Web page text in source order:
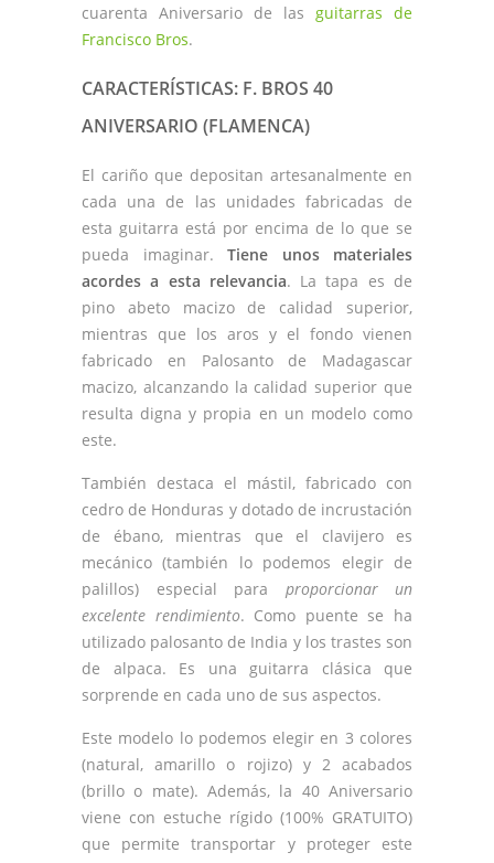
cuarenta Aniversario de las guitarras de
Francisco Bros.
CARACTERÍSTICAS: F. BROS 40
ANIVERSARIO (FLAMENCA)
El cariño que depositan artesanalmente en
cada una de las unidades fabricadas de
esta guitarra está por encima de lo que se
pueda imaginar. Tiene unos materiales
acordes a esta relevancia. La tapa es de
pino abeto macizo de calidad superior,
mientras que los aros y el fondo vienen
fabricado en Palosanto de Madagascar
macizo, alcanzando la calidad superior que
resulta digna y propia en un modelo como
este.
También destaca el mástil, fabricado con
cedro de Honduras y dotado de incrustación
de ébano, mientras que el clavijero es
mecánico (también lo podemos elegir de
palillos) especial para proporcionar un
excelente rendimiento. Como puente se ha
utilizado palosanto de India y los trastes son
de alpaca. Es una guitarra clásica que
sorprende en cada uno de sus aspectos.
Este modelo lo podemos elegir en 3 colores
(natural, amarillo o rojizo) y 2 acabados
(brillo o mate). Además, la 40 Aniversario
viene con estuche rígido (100% GRATUITO)
que permite transportar y proteger este